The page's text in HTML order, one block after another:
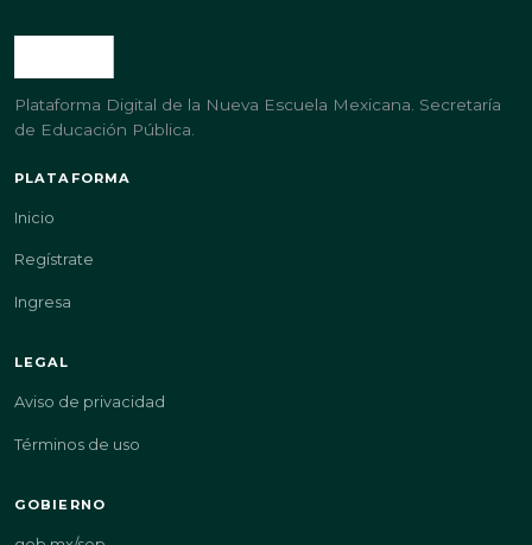
Plataforma Digital de la Nueva Escuela Mexicana. Secretaría
de Educación Pública.
PLATAFORMA
Inicio
Regístrate
Ingresa
LEGAL
Aviso de privacidad
Términos de uso
GOBIERNO